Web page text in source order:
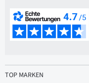
TOP MARKEN